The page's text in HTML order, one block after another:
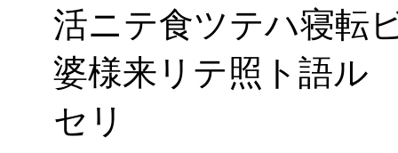
活ニテ食ツテハ寝転
婆様来リテ照ト語ル
セリ